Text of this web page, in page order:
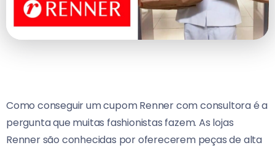
Como conseguir um cupom Renner com consultora é a
pergunta que muitas fashionistas fazem. As lojas
Renner são conhecidas por oferecerem peças de alta